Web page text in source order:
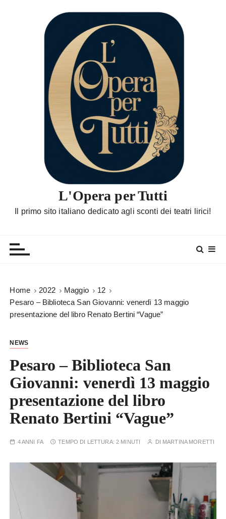
L'Opera per Tutti
Il primo sito italiano dedicato agli sconti dei teatri lirici!
Home 2022 Maggio
12
Pesaro – Biblioteca San Giovanni: venerdì 13 maggio
presentazione del libro Renato Bertini “Vague”
NEWS
Pesaro – Biblioteca San
Giovanni: venerdì 13 maggio
presentazione del libro
Renato Bertini “Vague”
4 ANNI FA TEMPO DI LETTURA:2 MINUTI DI MARTINA MORETTI